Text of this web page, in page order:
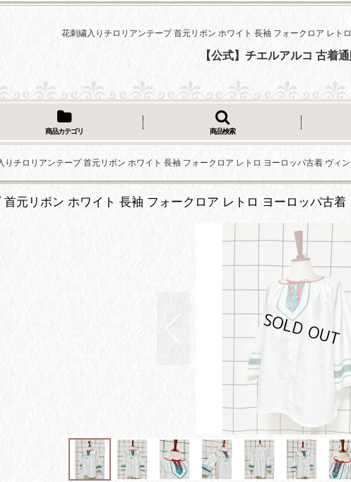
花刺繍入りチロリアンテープ 首元リボン ホワイト 長袖 フォークロア レト
【公式】チエルアルコ 古着
商品カテゴリ 商品検索
りチロリアンテープ 首元リボン ホワイト 長袖 フォークロア レトロ ヨーロッパ古着 ヴィ
元リボン ホワイト 長袖 フォークロア レトロ ヨーロッパ古着